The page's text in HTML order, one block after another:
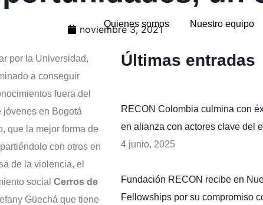
Quienes somos Nuestro equipo
noviembre 3, 2021
por la Universidad,
a conseguir
fuera del
jóvenes en Bogotá
que la mejor forma de
con otros en
de la violencia, el
social Cerros de
Güechá que tiene
Últimas entradas
RECON Colombia culmina con
en alianza con actores clave del
4 junio, 2025
Fundación RECON recibe en
Fellowships por su compromiso